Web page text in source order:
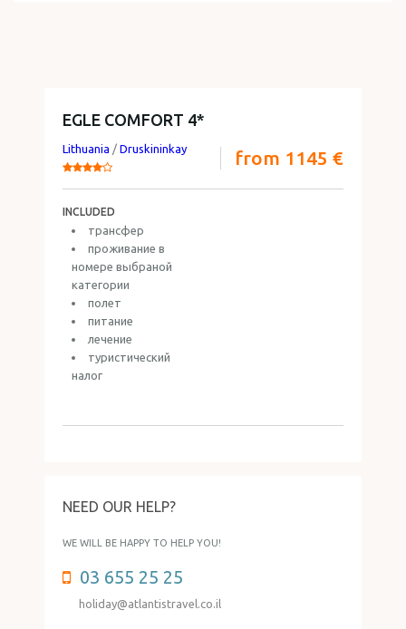
EGLE COMFORT 4*
Lithuania / Druskininkay from 1145 €
INCLUDED
трансфер
проживание в
номере выбраной
категории
полет
питание
лечение
туристический
налог
NEED OUR HELP?
WE WILL BE HAPPY TO HELP YOU!
03 655 25 25
holiday@atlantistravel.co.il